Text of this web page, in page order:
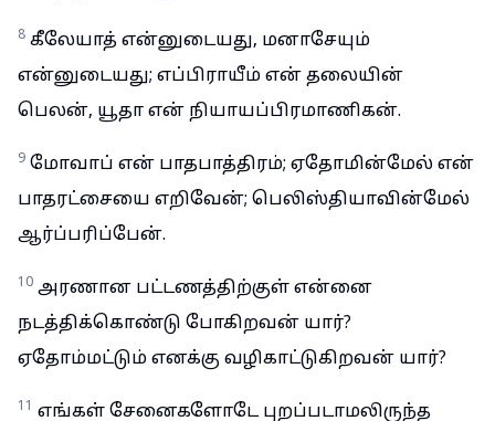
8 கீலேயாத் என்னுடையது, மனாசேயும்
என்னுடையது; எப்பிராயீம் என் தலையின்
பெலன், யூதா என் நியாயப்பிரமாணிகன்.
9 மோவாப் என் பாதபாத்திரம்; ஏதோமின்மேல் என்
பாதரட்சையை எறிவேன்; பெலிஸ்தியாவின்மேல்
ஆர்ப்பரிப்பேன்.
10 அரணான பட்டணத்திற்குள் என்னை
நடத்திக்கொண்டு போகிறவன் யார்?
ஏதோம்மட்டும் எனக்கு வழிகாட்டுகிறவன் யார்?
11 எங்கள் சேனைகளோடே புறப்படாமலிருந்த